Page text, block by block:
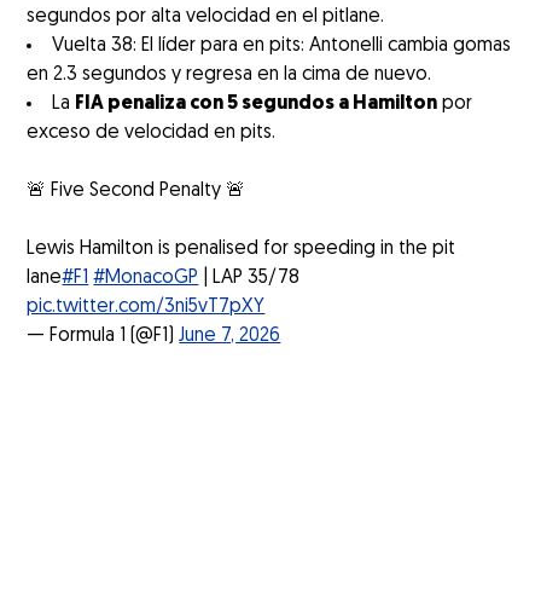
segundos por alta velocidad en el pitlane.
Vuelta 38: El líder para en pits: Antonelli cambia gomas
en 2.3 segundos y regresa en la cima de nuevo.
La FIA penaliza con 5 segundos a Hamilton por
exceso de velocidad en pits.
🚨 Five Second Penalty 🚨
Lewis Hamilton is penalised for speeding in the pit
lane#F1 #MonacoGP | LAP 35/78
pic.twitter.com/3ni5vT7pXY
— Formula 1 (@F1)June 7, 2026